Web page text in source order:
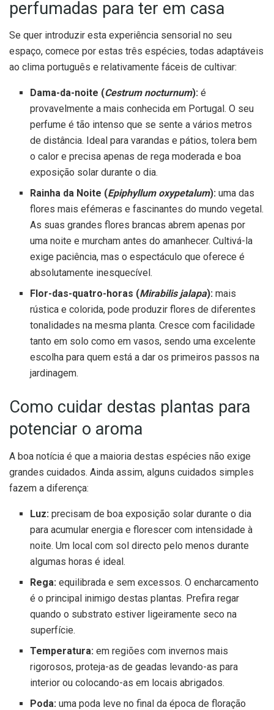
perfumadas para ter em casa
Se quer introduzir esta experiência sensorial no seu
espaço, comece por estas três espécies, todas adaptáveis
ao clima português e relativamente fáceis de cultivar:
Dama-da-noite (Cestrum nocturnum): é
provavelmente a mais conhecida em Portugal. O seu
perfume é tão intenso que se sente a vários metros
de distância. Ideal para varandas e pátios, tolera bem
o calor e precisa apenas de rega moderada e boa
exposição solar durante o dia.
Rainha da Noite (Epiphyllum oxypetalum): uma das
flores mais efémeras e fascinantes do mundo vegetal.
As suas grandes flores brancas abrem apenas por
uma noite e murcham antes do amanhecer. Cultivá-la
exige paciência, mas o espectáculo que oferece é
absolutamente inesquecível.
Flor-das-quatro-horas (Mirabilis jalapa): mais
rústica e colorida, pode produzir flores de diferentes
tonalidades na mesma planta. Cresce com facilidade
tanto em solo como em vasos, sendo uma excelente
escolha para quem está a dar os primeiros passos na
jardinagem.
Como cuidar destas plantas para
potenciar o aroma
A boa notícia é que a maioria destas espécies não exige
grandes cuidados. Ainda assim, alguns cuidados simples
fazem a diferença:
Luz: precisam de boa exposição solar durante o dia
para acumular energia e florescer com intensidade à
noite. Um local com sol directo pelo menos durante
algumas horas é ideal.
Rega: equilibrada e sem excessos. O encharcamento
é o principal inimigo destas plantas. Prefira regar
quando o substrato estiver ligeiramente seco na
superfície.
Temperatura: em regiões com invernos mais
rigorosos, proteja-as de geadas levando-as para
interior ou colocando-as em locais abrigados.
Poda: uma poda leve no final da época de floração